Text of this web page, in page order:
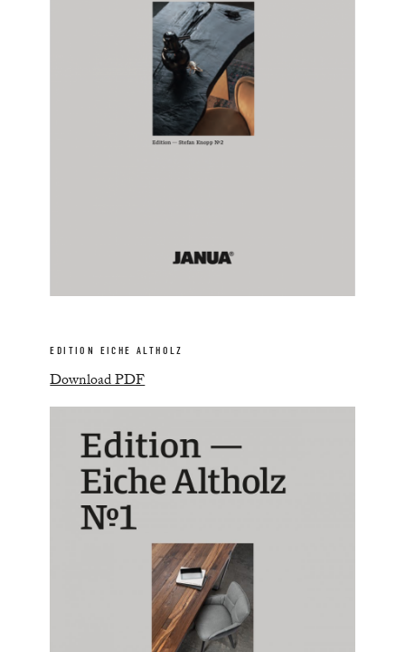
EDITION EICHE ALTHOLZ
Download PDF